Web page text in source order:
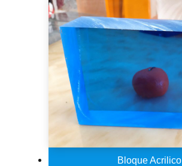
Bloque Acrilico